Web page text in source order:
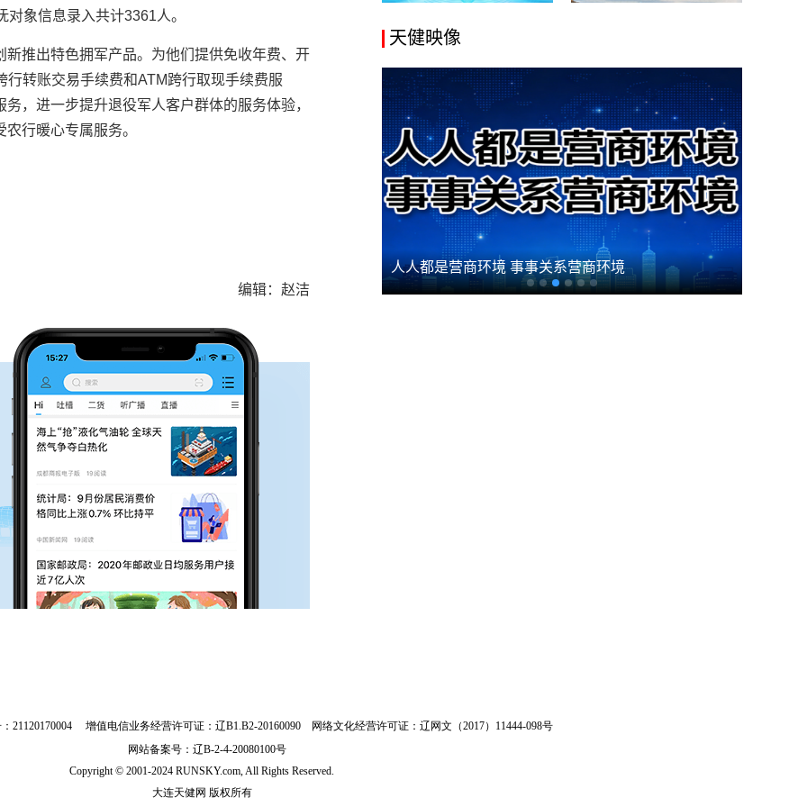
象信息录入共计3361人。
推出特色拥军产品。为他们提供免收年费、开
转账交易手续费和ATM跨行取现手续费服
，进一步提升退役军人客户群体的服务体验，
行暖心专属服务。
编辑：赵洁